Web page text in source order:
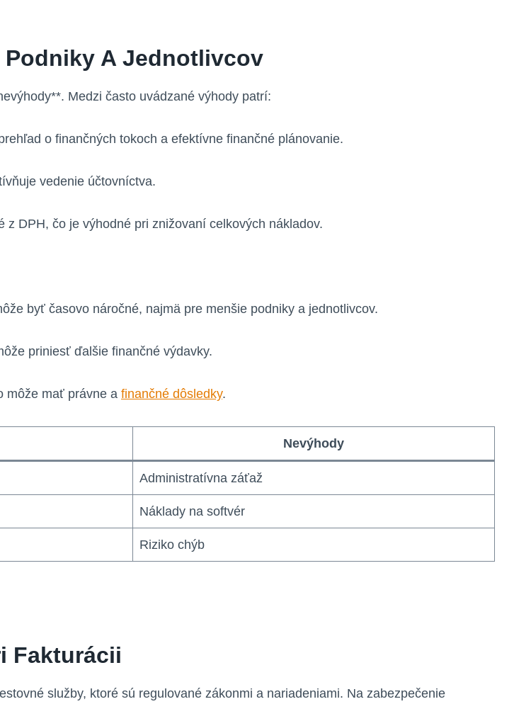
A Jednotlivcov
Medzi často uvádzané výhody patrí:
o finančných tokoch a efektívne finančné plánovanie.
vedenie účtovníctva.
DPH, čo je výhodné pri znižovaní celkových nákladov.
byť časovo náročné, najmä pre menšie podniky a jednotlivcov.
priniesť ďalšie finančné výdavky.
môže mať právne a finančné dôsledky.
Nevýhody
Administratívna záťaž
Náklady na softvér
Riziko chýb
Fakturácii
služby, ktoré sú regulované zákonmi a nariadeniami. Na zabezpečenie